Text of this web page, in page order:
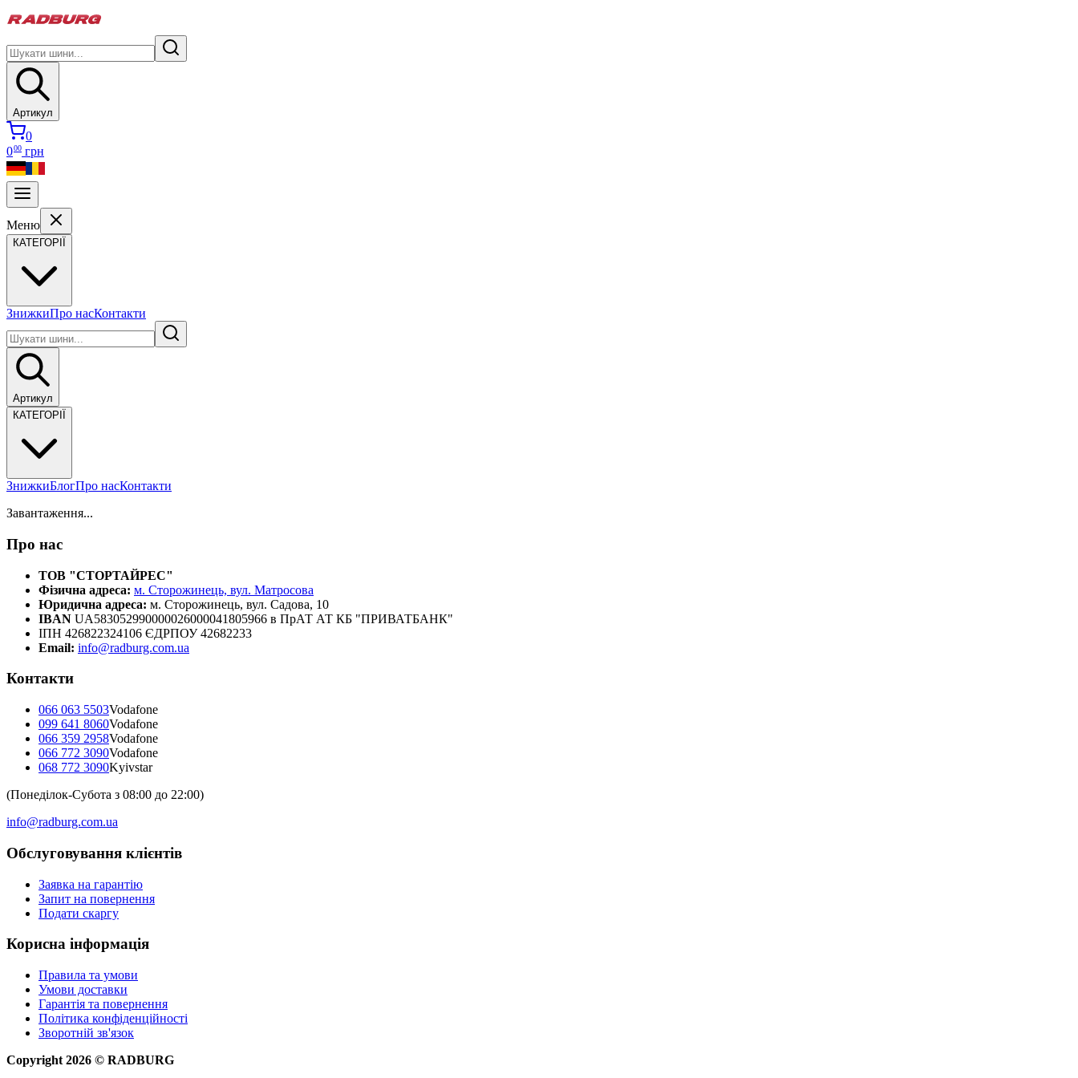
Артикул
0
000 грн
Меню
КАТЕГОРІЇ
ЗнижкиПро насКонтакти
Артикул
КАТЕГОРІЇ
ЗнижкиБлогПро насКонтакти
Завантаження...
Про нас
ТОВ "СТОРТАЙРЕС"
Фізична адреса: м. Сторожинець, вул. Матросова
Юридична адреса: м. Сторожинець, вул. Садова, 10
IBAN UA583052990000026000041805966 в ПрАТ АТ КБ "ПРИВАТБАНК"
ІПН 426822324106 ЄДРПОУ 42682233
Email: info@radburg.com.ua
Контакти
066 063 5503Vodafone
099 641 8060Vodafone
066 359 2958Vodafone
066 772 3090Vodafone
068 772 3090Kyivstar
(Понеділок-Субота з 08:00 до 22:00)
info@radburg.com.ua
Обслуговування клієнтів
Заявка на гарантію
Запит на повернення
Подати скаргу
Корисна інформація
Правила та умови
Умови доставки
Гарантія та повернення
Політика конфіденційності
Зворотній зв'язок
Copyright 2026 © RADBURG